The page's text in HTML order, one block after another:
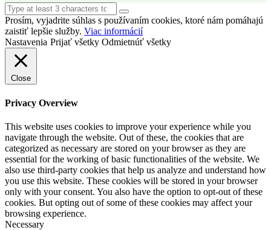
Prosím, vyjadrite súhlas s používaním cookies, ktoré nám pomáhajú
zaistiť lepšie služby. Viac informácií
Nastavenia Prijať všetky Odmietnúť všetky
Close
Privacy Overview
This website uses cookies to improve your experience while you
navigate through the website. Out of these, the cookies that are
categorized as necessary are stored on your browser as they are
essential for the working of basic functionalities of the website. We
also use third-party cookies that help us analyze and understand how
you use this website. These cookies will be stored in your browser
only with your consent. You also have the option to opt-out of these
cookies. But opting out of some of these cookies may affect your
browsing experience.
Necessary